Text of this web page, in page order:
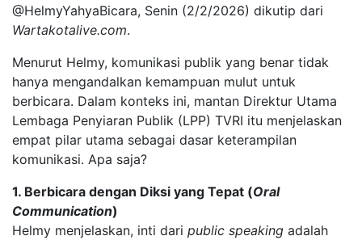
@HelmyYahyaBicara, Senin (2/2/2026) dikutip dari
Wartakotalive.com.
Menurut Helmy, komunikasi publik yang benar tidak
hanya mengandalkan kemampuan mulut untuk
berbicara. Dalam konteks ini, mantan Direktur Utama
Lembaga Penyiaran Publik (LPP) TVRI itu menjelaskan
empat pilar utama sebagai dasar keterampilan
komunikasi. Apa saja?
1. Berbicara dengan Diksi yang Tepat (Oral
Communication)
Helmy menjelaskan, inti dari public speaking adalah